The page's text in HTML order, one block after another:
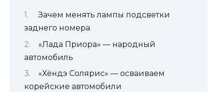
Зачем менять лампы подсветки
заднего номера
«Лада Приора» — народный
автомобиль
«Хёндэ Солярис» — осваиваем
корейские автомобили